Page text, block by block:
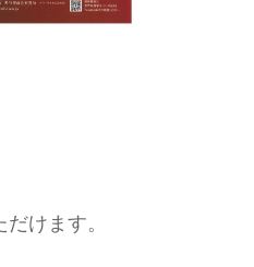
けます。